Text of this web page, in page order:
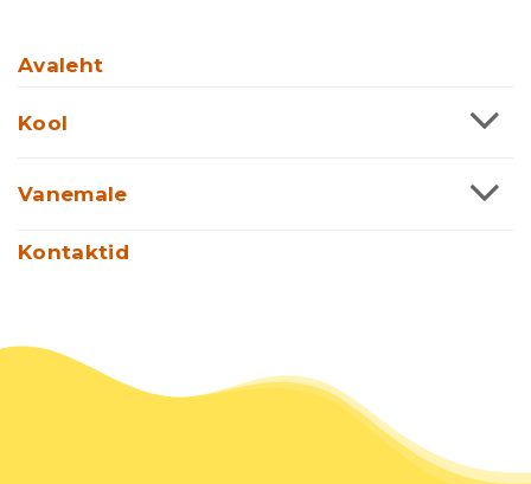
Avaleht
Kool
Vanemale
Kontaktid